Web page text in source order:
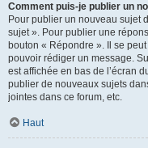
Comment puis-je publier un
Pour publier un nouveau sujet
sujet ». Pour publier une
bouton « Répondre ». Il se
pouvoir rédiger un message.
est affichée en bas de l’écran
publier de nouveaux sujets
jointes dans ce forum, etc.
Haut